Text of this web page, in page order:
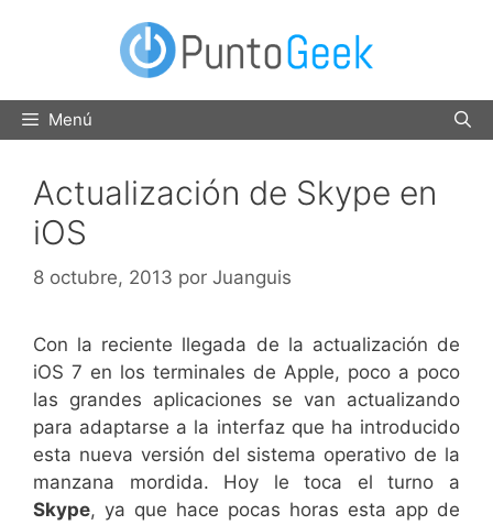
Menú
Actualización de Skype en
iOS
8 octubre, 2013 por Juanguis
Con la reciente llegada de la actualización de
iOS 7 en los terminales de Apple, poco a poco
las grandes aplicaciones se van actualizando
para adaptarse a la interfaz que ha introducido
esta nueva versión del sistema operativo de la
manzana mordida. Hoy le toca el turno a
Skype, ya que hace pocas horas esta app de